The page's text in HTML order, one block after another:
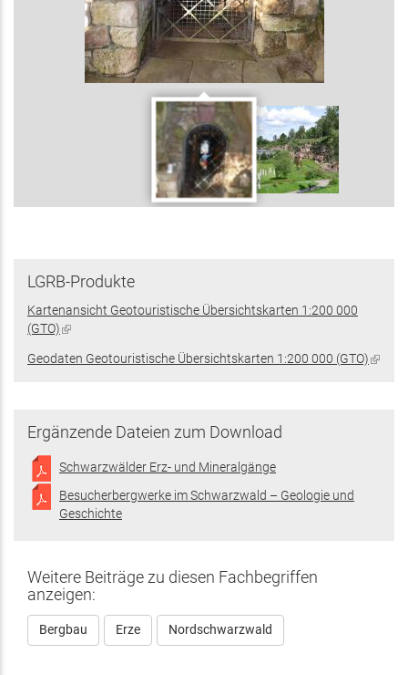
LGRB-Produkte
Kartenansicht Geotouristische Übersichtskarten 1:200 000
(GTO)(Link
extern)
Geodaten Geotouristische Übersichtskarten 1:200 000 (GTO)(Link
Ergänzende Dateien zum Download
Schwarzwälder Erz- und Mineralgänge
Besucherbergwerke im Schwarzwald – Geologie und
Geschichte
Weitere Beiträge zu diesen Fachbegriffen
anzeigen:
Bergbau Erze Nordschwarzwald